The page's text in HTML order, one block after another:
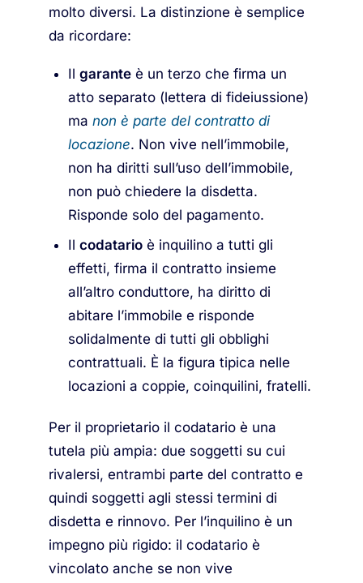
molto diversi. La distinzione è semplice
da ricordare:
Il garante è un terzo che firma un
atto separato (lettera di fideiussione)
ma non è parte del contratto di
locazione. Non vive nell’immobile,
non ha diritti sull’uso dell’immobile,
non può chiedere la disdetta.
Risponde solo del pagamento.
Il codatario è inquilino a tutti gli
effetti, firma il contratto insieme
all’altro conduttore, ha diritto di
abitare l’immobile e risponde
solidalmente di tutti gli obblighi
contrattuali. È la figura tipica nelle
locazioni a coppie, coinquilini, fratelli.
Per il proprietario il codatario è una
tutela più ampia: due soggetti su cui
rivalersi, entrambi parte del contratto e
quindi soggetti agli stessi termini di
disdetta e rinnovo. Per l’inquilino è un
impegno più rigido: il codatario è
vincolato anche se non vive